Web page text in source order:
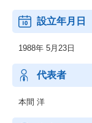
設立年月日
1988年 5月23日
代表者
本間 洋